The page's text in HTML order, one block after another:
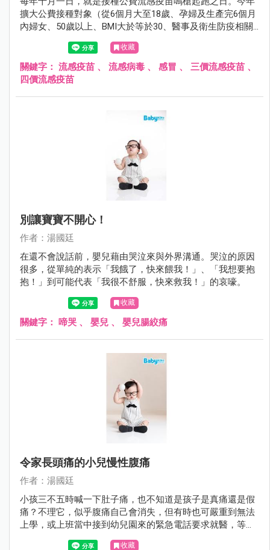
擴大公費接種對象（從6個月大至18歲、孕婦及生產完6個月
內婦女、50歲以上、BMI大於等於30、醫事及衛生防疫相關
人員、禽畜業及動物防疫相關人員、重大傷病患者、居住於
安養院等長期機構者、罕見疾病者），希望藉由擴大接種，
減少即將而來的流感威脅。
收藏
關鍵字： 流感疫苗 、 流感病毒 、 感冒 、 三價流感疫苗 、
四價流感疫苗
別讓寶寶不開心！
作者：湯國廷
在還不會說話前，嬰兒藉由哭泣來與外界溝通。哭泣的原因
很多，從單純的表示「我餓了，快來餵我！」、「我想要抱
抱！」到可能代表「我很不舒服，快來救我！」的哀嚎。
收藏
關鍵字： 啼哭 、 嬰兒 、 嬰兒腸絞痛
令家長頭痛的小兒慢性腹痛
作者：湯國廷
小孩三不五時喊一下肚子痛，也不知道是孩子是真痛還是假
痛？不理它，似乎腹痛自己會消失，但有時也可嚴重到無法
上學，或上班當中接到幼兒園來的緊急電話要求就醫，等真
正帶小孩到醫院時，他又說不痛了。久而久之，腹痛好像是
收藏